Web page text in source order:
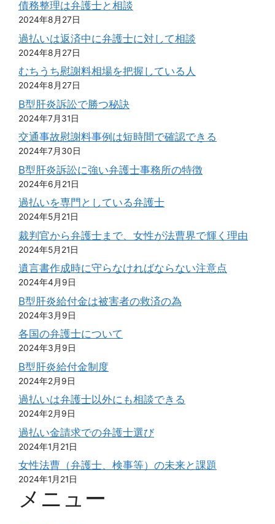
債務整理は弁護士と相談
2024年8月27日
過払いは返済中に弁護士に対して相談
2024年8月27日
むちうち慰謝料相場を把握している人
2024年8月27日
B型肝炎訴訟で勝つ秘訣
2024年7月31日
交通事故慰謝料事例は短時間で確認できる
2024年7月30日
B型肝炎訴訟に強い弁護士事務所の特徴
2024年6月21日
過払いを専門としている弁護士
2024年5月21日
裁判官から弁護士まで、女性が法曹界で輝く理由
2024年5月21日
遺言書作成時に守らなければならない注意点
2024年4月9日
B型肝炎給付金は被害者の救済の為
2024年3月9日
各国の弁護士について
2024年3月9日
B型肝炎給付金制度
2024年2月9日
過払いは弁護士以外にも相談できる
2024年2月9日
過払い金請求での弁護士選び
2024年1月21日
女性法曹（弁護士、検事等）の未来と課題
2024年1月21日
メニュー